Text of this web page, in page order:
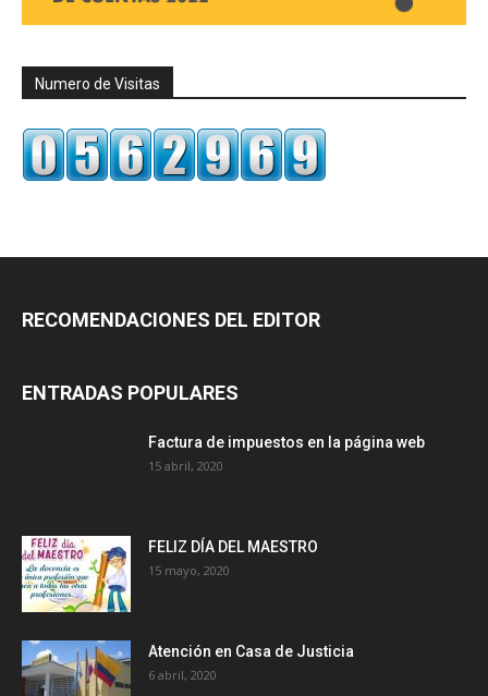
Numero de Visitas
RECOMENDACIONES DEL EDITOR
ENTRADAS POPULARES
Factura de impuestos en la página web
15 abril, 2020
FELIZ DÍA DEL MAESTRO
15 mayo, 2020
Atención en Casa de Justicia
6 abril, 2020